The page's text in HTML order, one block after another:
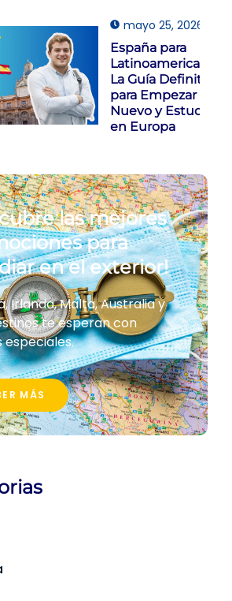
mayo 25, 2026
España para
Latinoamericanos:
La Guía Definitiva
para Empezar de
Nuevo y Estudiar
en Europa
las mejores
para
en el exterior!
Irlanda, Malta, Australia y
te esperan con
MÁS